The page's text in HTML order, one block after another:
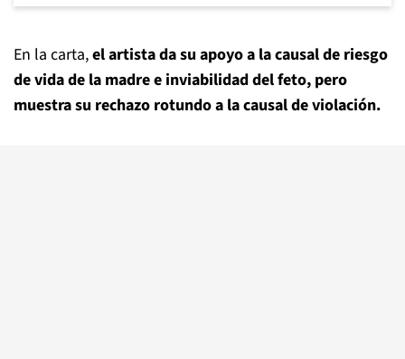
En la carta,el artista da su apoyo a la causal de riesgo
de vida de la madre e inviabilidad del feto, pero
muestra su rechazo rotundo a la causal de violación.